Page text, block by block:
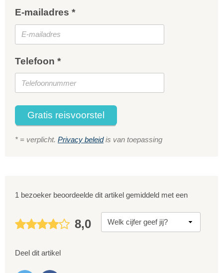
E-mailadres *
Telefoon *
Gratis reisvoorstel
* = verplicht. Privacy beleidis van toepassing
1 bezoeker beoordeelde dit artikel gemiddeld met een
8,0
Deel dit artikel